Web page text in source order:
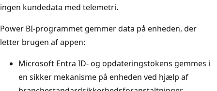
ingen kundedata med telemetri.
Power BI-programmet gemmer data på enheden, der
letter brugen af appen:
Microsoft Entra ID- og opdateringstokens gemmes i
en sikker mekanisme på enheden ved hjælp af